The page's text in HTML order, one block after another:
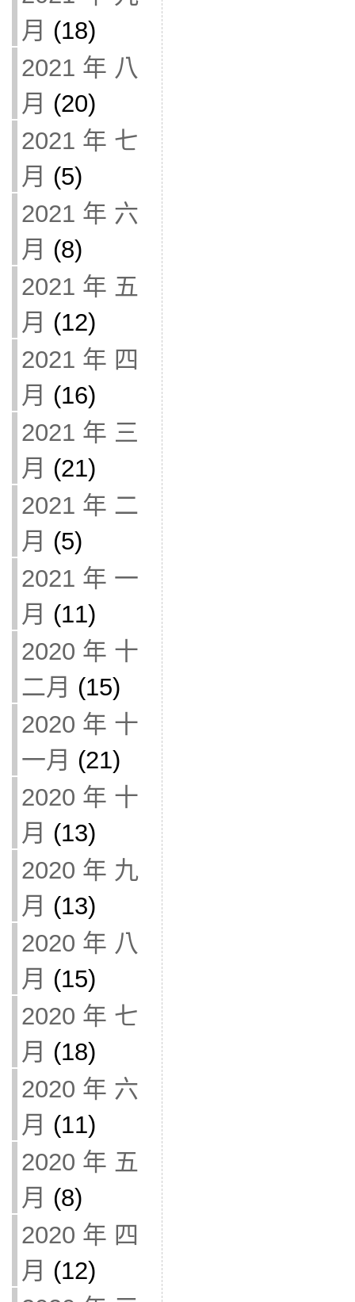
月 (18)
2021 年 八
月 (20)
2021 年 七
月 (5)
2021 年 六
月 (8)
2021 年 五
月 (12)
2021 年 四
月 (16)
2021 年 三
月 (21)
2021 年 二
月 (5)
2021 年 一
月 (11)
2020 年 十
二月 (15)
2020 年 十
一月 (21)
2020 年 十
月 (13)
2020 年 九
月 (13)
2020 年 八
月 (15)
2020 年 七
月 (18)
2020 年 六
月 (11)
2020 年 五
月 (8)
2020 年 四
月 (12)